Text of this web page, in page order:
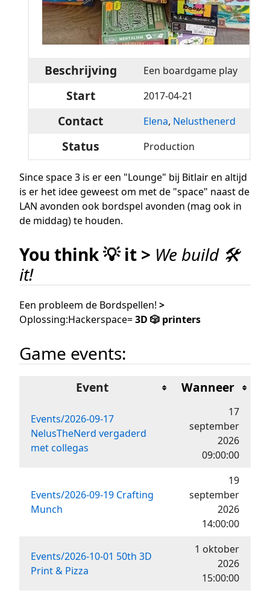
Beschrijving Een boardgame play
Start 2017-04-21
Contact Elena, Nelusthenerd
Status Production
Since space 3 is er een "Lounge" bij Bitlair en altijd
is er het idee geweest om met de "space" naast de
LAN avonden ook bordspel avonden (mag ook in
de middag) te houden.
You think 💡 it > We build 🛠️
it!
Een probleem de Bordspellen! >
Oplossing:Hackerspace=3D 🎲 printers
Game events:
Event Wanneer
Events/2026-09-17
NelusTheNerd vergaderd
met collegas
17
september
2026
09:00:00
Events/2026-09-19 Crafting
Munch
19
september
2026
14:00:00
Events/2026-10-01 50th 3D
Print & Pizza
1 oktober
2026
15:00:00